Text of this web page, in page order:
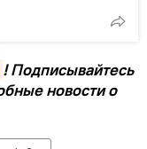
! Подписывайтесь
новости о